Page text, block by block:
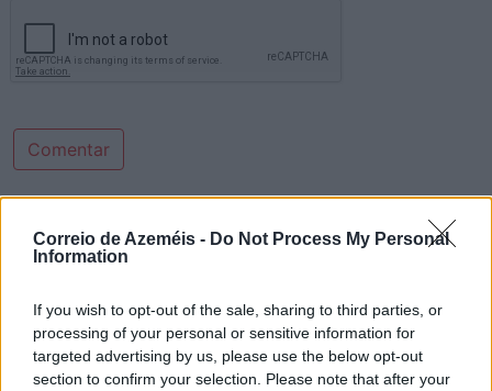
Correio de Azeméis - Do Not Process My Personal
Information
If you wish to opt-out of the sale, sharing to third parties, or
processing of your personal or sensitive information for
targeted advertising by us, please use the below opt-out
section to confirm your selection. Please note that after your
Comentar
Últimas Notícias